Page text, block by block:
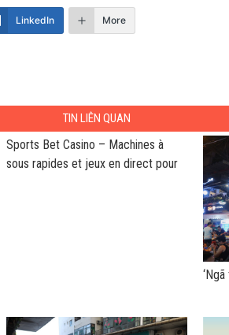
LinkedIn More
TIN LIÊN QUAN
Sports Bet Casino – Machines à
sous rapides et jeux en direct pour